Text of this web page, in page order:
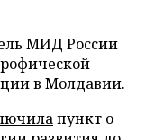
МИД России
в Молдавии.
пункт о